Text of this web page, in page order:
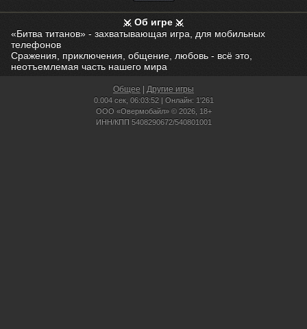
Об игре
«Битва титанов» - захватывающая игра, для мобильных
телефонов
Сражения, приключения, общение, любовь - всё это,
неотъемлемая часть нашего мира
Общее Другие игры
0.004 сек, 06:03:52 | Онлайн: 1'261
ООО «Овермобайл» © 2026, 18+
ИНН/КПП 5408290672/540801001